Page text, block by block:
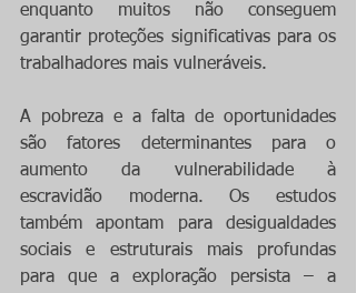
enquanto muitos não conseguem
garantir proteções significativas para os
trabalhadores mais vulneráveis.
A pobreza e a falta de oportunidades
são fatores determinantes para o
aumento da vulnerabilidade à
escravidão moderna. Os estudos
também apontam para desigualdades
sociais e estruturais mais profundas
para que a exploração persista – a